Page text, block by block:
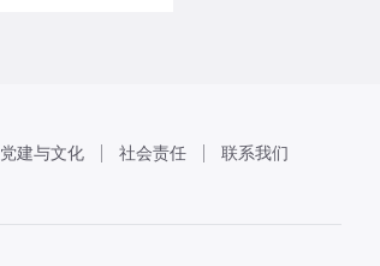
党建与文化 社会责任 联系我们